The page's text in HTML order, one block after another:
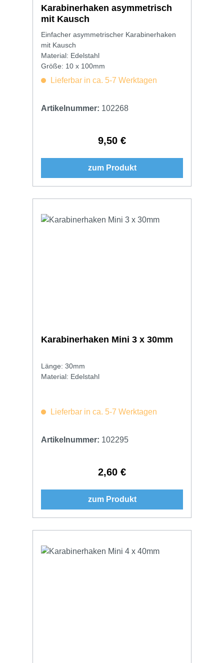
Karabinerhaken asymmetrisch
mit Kausch
Einfacher asymmetrischer Karabinerhaken
mit Kausch
Material: Edelstahl
Größe: 10 x 100mm
Lieferbar in ca. 5-7 Werktagen
Artikelnummer: 102268
Regulärer Preis:
9,50 €
zum Produkt
Karabinerhaken Mini 3 x 30mm
Länge: 30mm
Material: Edelstahl
Lieferbar in ca. 5-7 Werktagen
Artikelnummer: 102295
Regulärer Preis:
2,60 €
zum Produkt